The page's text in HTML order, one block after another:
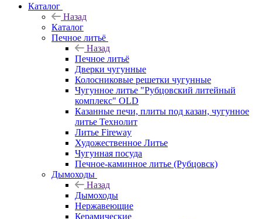
Каталог
Назад
Каталог
Печное литьё
Назад
Печное литьё
Дверки чугунные
Колосниковые решетки чугунные
Чугунное литье "Рубцовский литейный
комплекс" OLD
Казанные печи, плиты под казан, чугунное
литье Технолит
Литье Fireway
Художественное Литье
Чугунная посуда
Печное-каминное литье (Рубцовск)
Дымоходы
Назад
Дымоходы
Нержавеющие
Керамические